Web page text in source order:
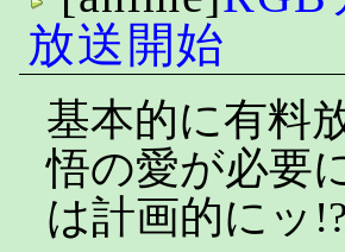
放送開始
基本的に有料
悟の愛が必
は計画的にッ!?